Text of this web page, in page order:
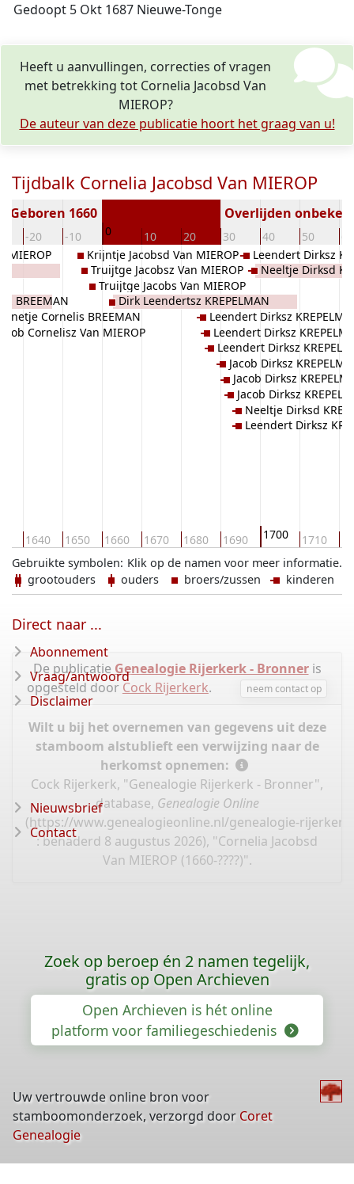
Gedoopt 5 Okt 1687 Nieuwe-Tonge
Heeft u aanvullingen, correcties of vragen
met betrekking tot Cornelia Jacobsd Van
MIEROP?
De auteur van deze publicatie hoort het graag van u!
Tijdbalk Cornelia Jacobsd Van MIEROP
-20 -10 0 10 20 30 40 50
Geboren 1660 Overlijden
1640 1650 1660 1670 1680 1690 1700 1710
MIEROP
BREEMAN
Cornelis BREEMAN
Cornelisz Van MIEROP
Krijntje Jacobsd Van MIEROP
Truijtge Jacobsz Van MIEROP
Truijtge Jacobs Van MIEROP
Dirk Leendertsz KREPELMAN
Leendert Dirksz
Leendert Dirksz
Leendert Dirksz
Jacob Dirksz
Jacob Dirksz
Jacob Dirksz
Neeltje Dirksd
Leendert Dirksz
Leendert Dirksz
Neeltje Dirksd
Klik op de namen voor meer informatie.
Gebruikte symbolen:
grootouders
ouders broers/zussen kinderen
De publicatie Genealogie Rijerkerk - Bronneris
opgesteld door Cock Rijerkerk. neem contact op
Wilt u bij het overnemen van gegevens uit deze
stamboom alstublieft een verwijzing naar de
herkomst opnemen:
Cock Rijerkerk, "Genealogie Rijerkerk - Bronner",
database, Genealogie Online
(https://www.genealogieonline.nl/genealogie-
: benaderd 8 augustus 2026), "Cornelia Jacobsd
Van MIEROP (1660-????)".
Direct naar ...
Abonnement
Vraag/antwoord
Disclaimer
Nieuwsbrief
Contact
Zoek op beroep én 2 namen tegelijk,
gratis op Open Archieven
Open Archieven is hét online
platform voor familiegeschiedenis
Uw vertrouwde online bron voor
stamboomonderzoek, verzorgd door Coret
Genealogie